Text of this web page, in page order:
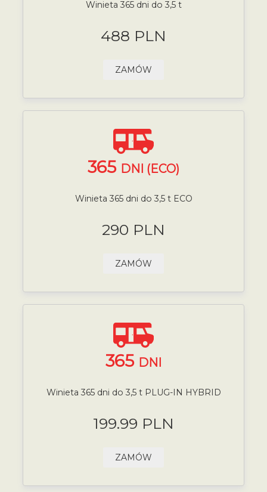
Winieta 365 dni do 3,5 t
488 PLN
ZAMÓW
365 DNI (ECO)
Winieta 365 dni do 3,5 t ECO
290 PLN
ZAMÓW
365 DNI
Winieta 365 dni do 3,5 t PLUG-IN HYBRID
199.99 PLN
ZAMÓW